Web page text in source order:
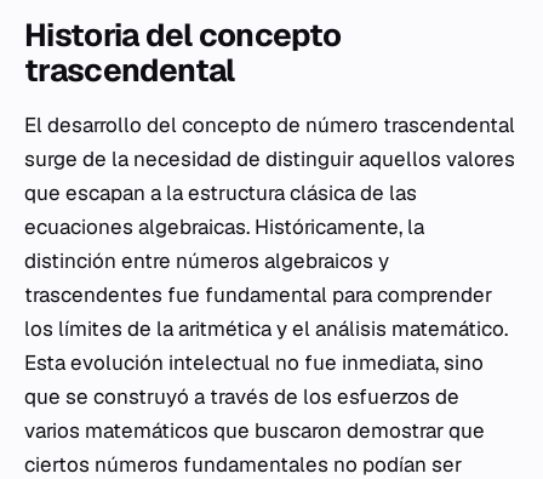
Historia del concepto
trascendental
El desarrollo del concepto de número trascendental
surge de la necesidad de distinguir aquellos valores
que escapan a la estructura clásica de las
ecuaciones algebraicas. Históricamente, la
distinción entre números algebraicos y
trascendentes fue fundamental para comprender
los límites de la aritmética y el análisis matemático.
Esta evolución intelectual no fue inmediata, sino
que se construyó a través de los esfuerzos de
varios matemáticos que buscaron demostrar que
ciertos números fundamentales no podían ser